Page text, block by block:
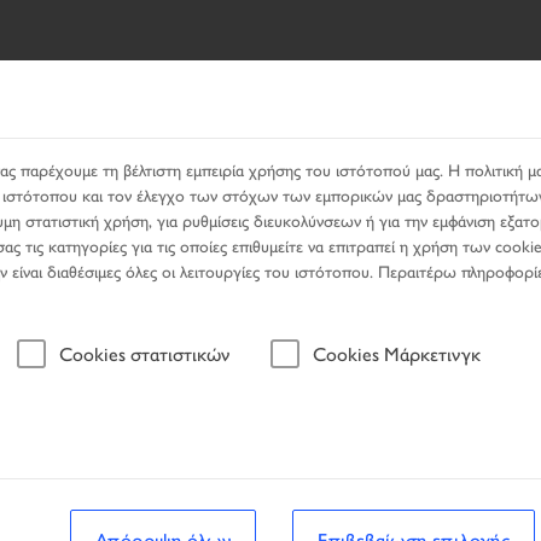
PRODUCTS ΥΠΗΡΕΣΊΕΣ ΑΝΑΖΉΤΗΣΗ
Όχημα
παρέχουμε τη βέλτιστη εμπειρία χρήσης του ιστότοπού μας. Η πολιτική
ιστότοπου και τον έλεγχο των στόχων των εμπορικών μας
στατιστική χρήση, για ρυθμίσεις διευκολύνσεων ή για την εμφάνιση
τις κατηγορίες για τις οποίες επιθυμείτε να επιτραπεί η χρήση των
είναι διαθέσιμες όλες οι λειτουργίες του ιστότοπου. Περαιτέρω
Cookies στατιστικών Cookies Μάρκετινγκ